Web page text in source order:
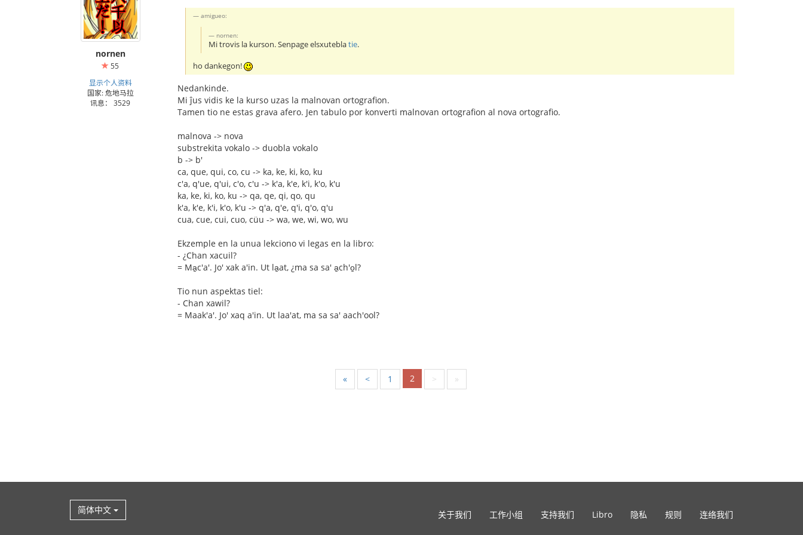
nornen
55
显示个人资料
国家: 危地马拉
讯息： 3529
amigueo:
nornen:
Mi trovis la kurson. Senpage elsxuteblatie.
ho dankegon!
Nedankinde.
Mi ĵus vidis ke la kurso uzas la malnovan ortografion.
Tamen tio ne estas grava afero. Jen tabulo por konverti malnovan ortografion al nova ortografio.
malnova -> nova
substrekita vokalo -> duobla vokalo
b -> b'
ca, que, qui, co, cu -> ka, ke, ki, ko, ku
c'a, q'ue, q'ui, c'o, c'u -> k'a, k'e, k'i, k'o, k'u
ka, ke, ki, ko, ku -> qa, qe, qi, qo, qu
k'a, k'e, k'i, k'o, k'u -> q'a, q'e, q'i, q'o, q'u
cua, cue, cui, cuo, cüu -> wa, we, wi, wo, wu
Ekzemple en la unua lekciono vi legas en la libro:
- ¿Chan xacuil?
= Ma̱c'a'. Jo' xak a'in. Ut la̱at, ¿ma sa sa' a̱ch'o̱l?
Tio nun aspektas tiel:
- Chan xawil?
= Maak'a'. Jo' xaq a'in. Ut laa'at, ma sa sa' aach'ool?
« < 1 2 > »
简体中文 关于我们 工作小组 支持我们 Libro 隐私 规则 连络我们